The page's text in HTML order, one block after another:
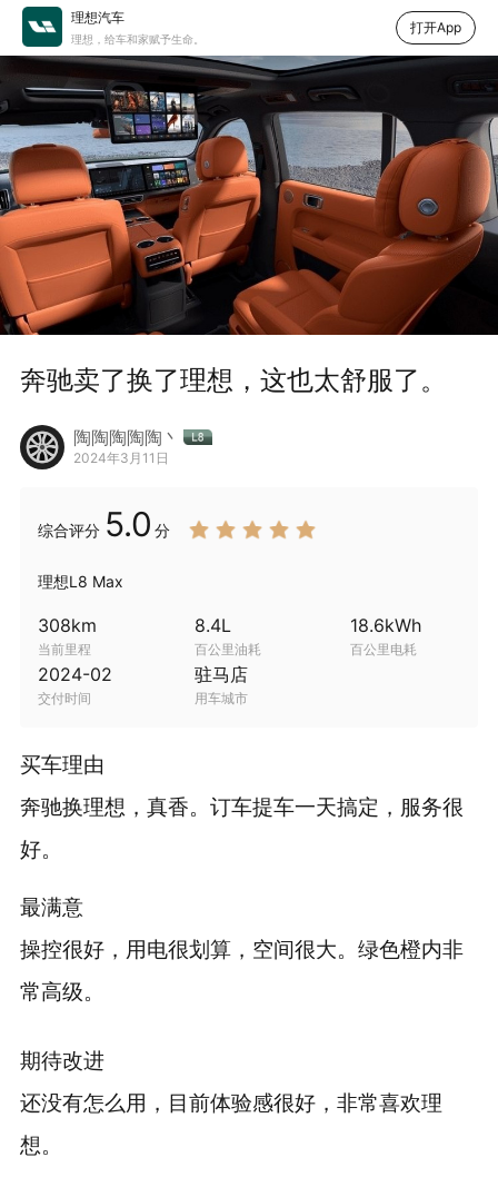
奔驰卖了换了理想，这也太舒服了。
陶陶陶陶陶丶
2024年3月11日
综合评分 5.0 分
理想L8 Max
308km
当前里程
8.4L
百公里油耗
18.6kWh
百公里电耗
2024-02
交付时间
驻马店
用车城市
买车理由
奔驰换理想，真香。订车提车一天搞定，服务很
好。
最满意
操控很好，用电很划算，空间很大。绿色橙内非
常高级。
期待改进
还没有怎么用，目前体验感很好，非常喜欢理
想。
理想汽车
理想，给车和家赋予生命。
打开App